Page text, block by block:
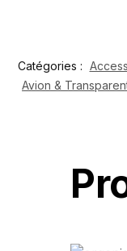
Catégories :
Avion &